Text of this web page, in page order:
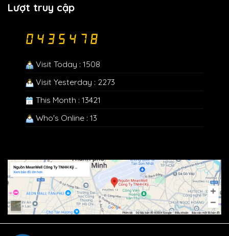
Lượt truy cập
Visit Today : 1508
Visit Yesterday : 2273
This Month : 13421
Who's Online : 13